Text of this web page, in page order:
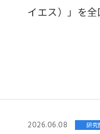
イエス）」を
2026.06.08 研究